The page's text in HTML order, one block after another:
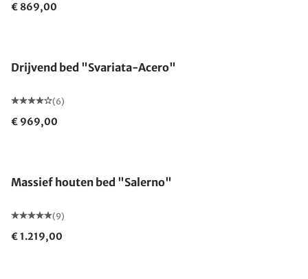
€ 869,00
Drijvend bed "Svariata-Acero"
(6)
€ 969,00
Massief houten bed "Salerno"
(9)
€ 1.219,00